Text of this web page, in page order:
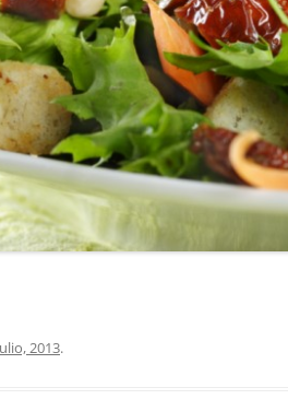
2013.